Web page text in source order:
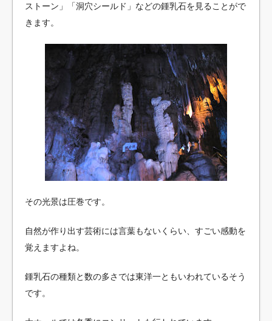
ストーン」「洞穴シールド」などの鍾乳石を見ることがで
きます。
その光景は圧巻です。
自然が作り出す芸術には言葉もないくらい、すごい感動を
覚えますよね。
鍾乳石の種類と数の多さでは東洋一ともいわれているそう
です。